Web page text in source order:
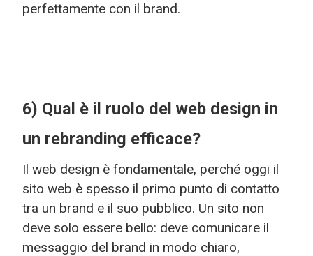
perfettamente con il brand.
6) Qual è il ruolo del web design in
un rebranding efficace?
Il web design è fondamentale, perché oggi il
sito web è spesso il primo punto di contatto
tra un brand e il suo pubblico. Un sito non
deve solo essere bello: deve comunicare il
messaggio del brand in modo chiaro,